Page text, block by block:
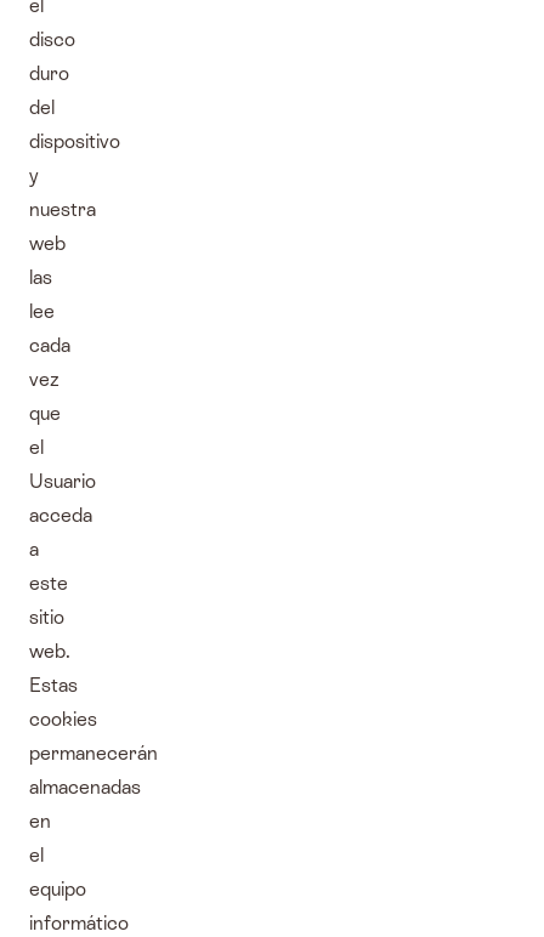
el
disco
duro
del
dispositivo
y
nuestra
web
las
lee
cada
vez
que
el
Usuario
acceda
a
este
sitio
web.
Estas
cookies
permanecerán
almacenadas
en
el
equipo
informático